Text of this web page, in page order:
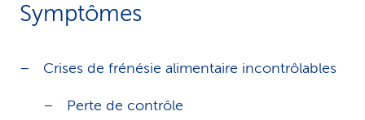
Symptômes
Crises de frénésie alimentaire incontrôlables
Perte de contrôle